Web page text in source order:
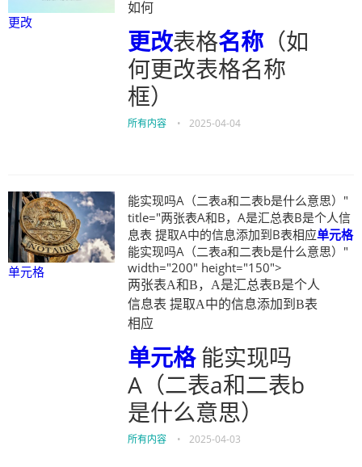
更改
如何
更改表格名称 （如
何更改表格名称
框）
所有内容 • 2025-04-04
单元格
能实现吗A（二表a和二表b是什么意思）"
title="两张表A和B，A是汇总表B是个人信
息表 提取A中的信息添加到B表相应单元格
能实现吗A（二表a和二表b是什么意思）"
width="200" height="150">
两张表A和B，A是汇总表B是个人
信息表 提取A中的信息添加到B表
相应
单元格能实现吗
A（二表a和二表b
是什么意思）
所有内容 • 2025-04-03